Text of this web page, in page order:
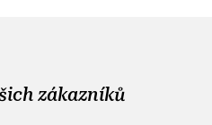
zákazníků